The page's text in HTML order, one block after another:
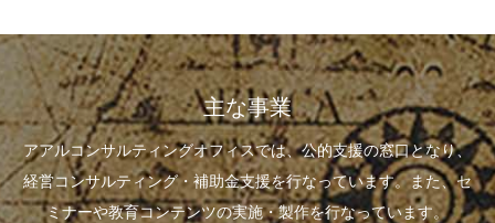
主な事業
アアルコンサルティングオフィスでは、公的支援の窓口となり、
経営コンサルティング・補助金支援を行なっています。また、セ
ミナーや教育コンテンツの実施・製作を行なっています。